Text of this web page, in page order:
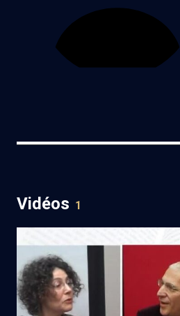
Vidéos 1
Magazine culturel d'Akadem